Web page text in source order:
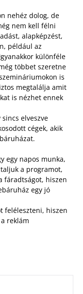
nehéz dolog, de
nem kell félni
alapképzést,
például az
különféle
többet szeretne
is
megtalálja amit
is nézhet ennek
elveszve
cégek, akik
egy napos munka,
a programot,
fáradtságot, hiszen
egy jó
feléleszteni, hiszen
reklám